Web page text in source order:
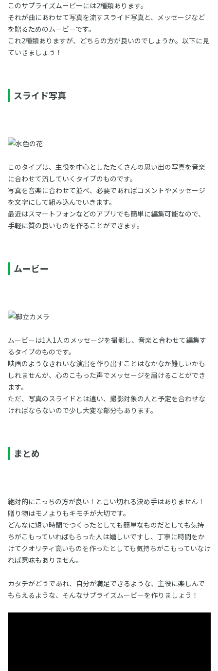
このサプライズムービーには2種類あります。
それが曲にあわせて写真を流すスライド写真と、メッセージなど
を贈るためのムービーです。
これ2種類ありますが、どちらの方が良いのでしょうか。以下に見
ていきましょう！
スライド写真
このタイプは、主役を中心としたたくさんの思い出の写真を音楽
に合わせて流していくタイプのものです。
写真を音楽に合わせて並べ、必要であればコメントやメッセージ
を文字にして組み込んでいきます。
最近はスマートフォンなどのアプリでも簡単に編集可能なので、
手軽に質の良いものを作ることができます。
ムービー
ムービーは1人1人のメッセージを撮影し、音楽と合わせて編集す
るタイプのものです。
映画のようなきれいな演出を作り出すことはなかなか難しいかも
しれませんが、心のこもった声でメッセージを届けることができ
ます。
ただ、写真のスライドとは違い、撮影対象の人と予定を合わせな
ければならないので少し大変な部分もあります。
まとめ
絶対的にこっちの方が良い！と言い切れる決め手はありません！
贈り物はモノよりもキモチが大切です。
どんなに短い時間でつくったとしても簡単なものだとしても気持
ちがこもっていればもらった人は嬉しいですし、丁寧に時間をか
けてクオリティ高いものを作ったとしても気持ちがこもっていなけ
れば意味もありません。
カタチがどうであれ、自分が満足できるような、主役に楽しんで
もらえるような、そんなサプライズムービーを作りましょう！